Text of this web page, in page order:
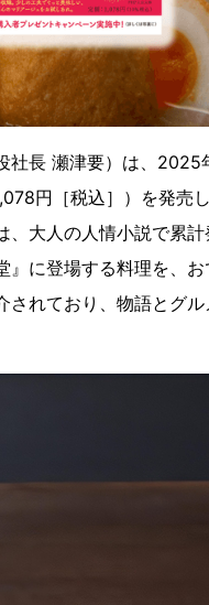
長 瀬津要）は、2025
円［税込］）を発売
大人の人情小説で累
』に登場する料理を、
れており、物語とグ